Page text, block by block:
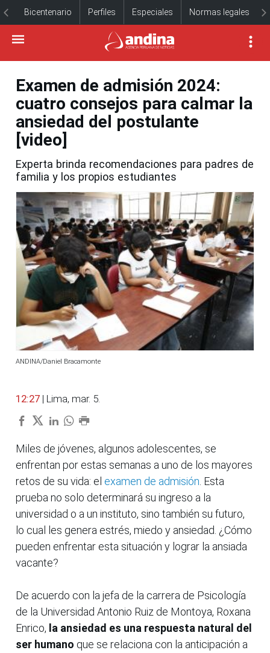
Bicentenario Perfiles Especiales Normas legales
Examen de admisión 2024:
cuatro consejos para calmar la
ansiedad del postulante
[video]
Experta brinda recomendaciones para padres de
familia y los propios estudiantes
ANDINA/Daniel Bracamonte
12:27 | Lima, mar. 5.
Miles de jóvenes, algunos adolescentes, se
enfrentan por estas semanas a uno de los mayores
retos de su vida: el examen de admisión . Esta
prueba no solo determinará su ingreso a la
universidad o a un instituto, sino también su futuro,
lo cual les genera estrés, miedo y ansiedad. ¿Cómo
pueden enfrentar esta situación y lograr la ansiada
vacante?
De acuerdo con la jefa de la carrera de Psicología
de la Universidad Antonio Ruiz de Montoya, Roxana
Enrico, la ansiedad es una respuesta natural del
ser humano que se relaciona con la anticipación a